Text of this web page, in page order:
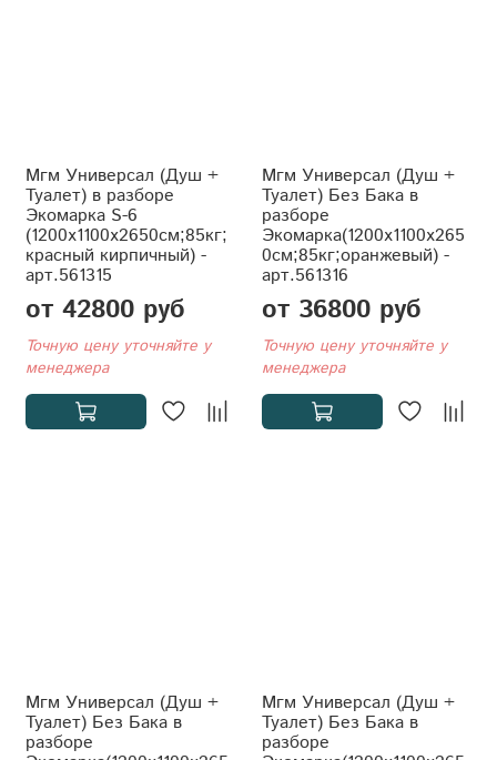
Мгм Универсал (Душ +
Туалет) в разборе
Экомарка S-6
(1200x1100x2650см;85кг;
красный кирпичный) -
арт.561315
от 42800 руб
Точную цену уточняйте у
менеджера
Мгм Универсал (Душ +
Туалет) Без Бака в
разборе
Экомарка(1200x1100x265
0см;85кг;оранжевый) -
арт.561316
от 36800 руб
Точную цену уточняйте у
менеджера
Мгм Универсал (Душ +
Туалет) Без Бака в
разборе
Мгм Универсал (Душ +
Туалет) Без Бака в
разборе